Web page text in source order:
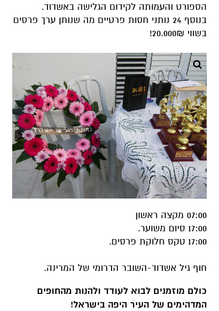
הספורט והעמותה לקידום הגלישה באשדוד.
בנוסף 24 נותני חסות פרטיים מה שנותן ערך פרסים
בשווי 20.000₪!
07:00 מקצה ראשון
17:00 סיום משוער.
17:00 טקס חלוקת פרסים.
חוף גיל אשדוד-השובר הדרומי של המרינה.
כולם מוזמנים לבוא לעודד ולהנות מהחופים
המדהימים של העיר היפה בישראל!